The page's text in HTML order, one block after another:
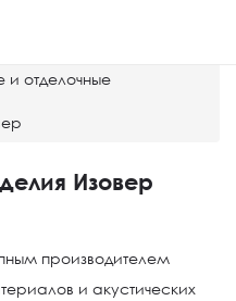
отделочные
Изовер
производителем
и акустических